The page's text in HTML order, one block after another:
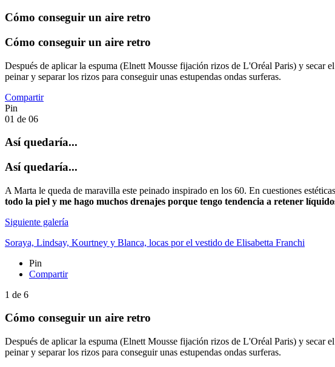
Cómo conseguir un aire retro
Cómo conseguir un aire retro
Después de aplicar la espuma (Elnett Mousse fijación rizos de L'Oréal Paris) y secar
peinar y separar los rizos para conseguir unas estupendas ondas surferas.
Compartir
Pin
01 de 06
Así quedaría...
Así quedaría...
A Marta le queda de maravilla este peinado inspirado en los 60. En cuestiones
todo la piel y me hago muchos drenajes porque tengo tendencia a retener
Siguiente galería
Soraya, Lindsay, Kourtney y Blanca, locas por el vestido de Elisabetta Franchi
Pin
Compartir
1 de 6
Cómo conseguir un aire retro
Después de aplicar la espuma (Elnett Mousse fijación rizos de L'Oréal Paris) y secar
peinar y separar los rizos para conseguir unas estupendas ondas surferas.